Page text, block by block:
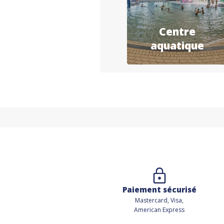
Centre
aquatique
Paiement sécurisé
Mastercard, Visa,
American Express